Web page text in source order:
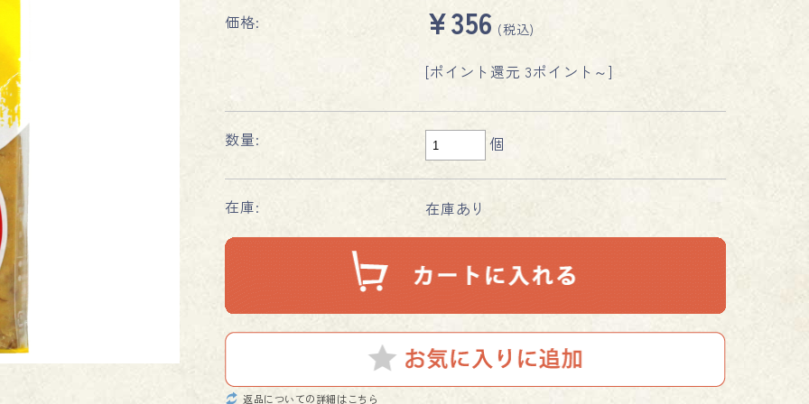
価格: ¥356 (税込)
[ポイント還元 3ポイント～]
数量: 個
在庫: 在庫あり
返品についての詳細はこちら